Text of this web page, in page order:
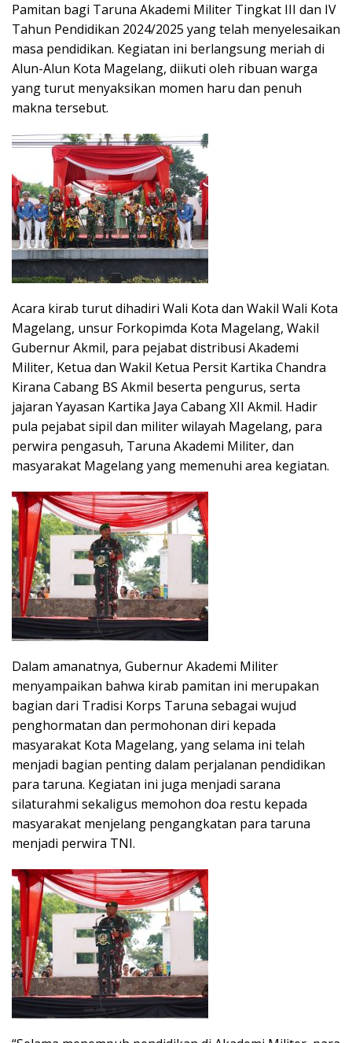
Pamitan bagi Taruna Akademi Militer Tingkat III dan IV
Tahun Pendidikan 2024/2025 yang telah menyelesaikan
masa pendidikan. Kegiatan ini berlangsung meriah di
Alun-Alun Kota Magelang, diikuti oleh ribuan warga
yang turut menyaksikan momen haru dan penuh
makna tersebut.
Acara kirab turut dihadiri Wali Kota dan Wakil Wali Kota
Magelang, unsur Forkopimda Kota Magelang, Wakil
Gubernur Akmil, para pejabat distribusi Akademi
Militer, Ketua dan Wakil Ketua Persit Kartika Chandra
Kirana Cabang BS Akmil beserta pengurus, serta
jajaran Yayasan Kartika Jaya Cabang XII Akmil. Hadir
pula pejabat sipil dan militer wilayah Magelang, para
perwira pengasuh, Taruna Akademi Militer, dan
masyarakat Magelang yang memenuhi area kegiatan.
Dalam amanatnya, Gubernur Akademi Militer
menyampaikan bahwa kirab pamitan ini merupakan
bagian dari Tradisi Korps Taruna sebagai wujud
penghormatan dan permohonan diri kepada
masyarakat Kota Magelang, yang selama ini telah
menjadi bagian penting dalam perjalanan pendidikan
para taruna. Kegiatan ini juga menjadi sarana
silaturahmi sekaligus memohon doa restu kepada
masyarakat menjelang pengangkatan para taruna
menjadi perwira TNI.